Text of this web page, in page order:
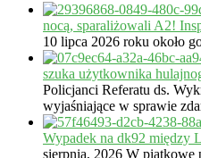
nocą, sparaliżowali A2!
10 lipca 2026 roku około
szuka użytkownika
Policjanci Referatu ds.
wyjaśniające w sprawie
Wypadek na dk92
sierpnia, 2026 W piątkowe